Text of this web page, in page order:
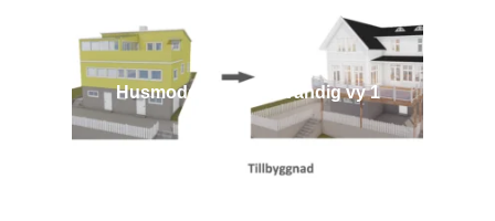
Husmodell 1970 - Utvändig vy 1